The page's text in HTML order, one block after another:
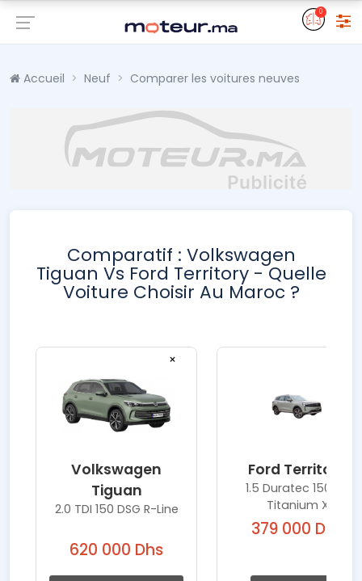
0
Accueil Neuf Comparer les voitures neuves
Comparatif : Volkswagen
Tiguan Vs Ford Territory - Quelle
Voiture Choisir Au Maroc ?
×
Volkswagen
Tiguan
2.0 TDI 150 DSG R-Line
620 000 Dhs
Ford Territory
1.5 Duratec 150 AT
Titanium X
379 000 Dhs